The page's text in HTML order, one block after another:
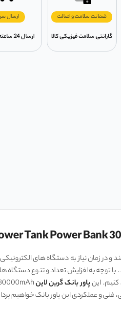
ضمانت سلامت و اصالت
گارانتی سلامت فیزیکی کالا
ارسال
ارسال 24 ساعته در تهران
و در زمان نیاز به دستگاه‌ های
به افزایش تعداد و تنوع دستگاه‌ های
اینپاور بانک گرین لاین